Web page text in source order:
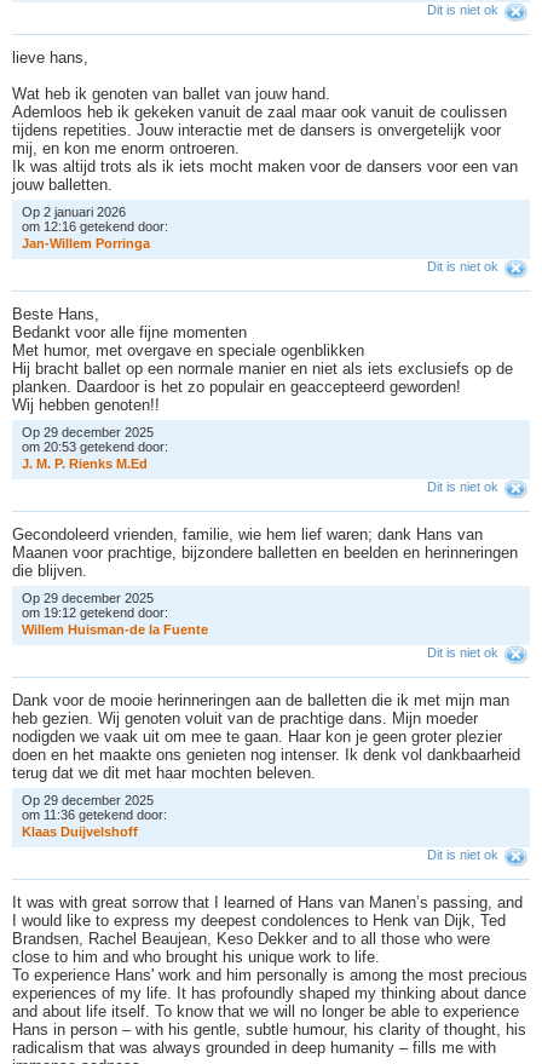
Dit is niet ok
lieve hans,
Wat heb ik genoten van ballet van jouw hand.
Ademloos heb ik gekeken vanuit de zaal maar ook vanuit de coulissen
tijdens repetities. Jouw interactie met de dansers is onvergetelijk voor
mij, en kon me enorm ontroeren.
Ik was altijd trots als ik iets mocht maken voor de dansers voor een van
jouw balletten.
Op 2 januari 2026
om 12:16 getekend door:
Jan-Willem Porringa
Dit is niet ok
Beste Hans,
Bedankt voor alle fijne momenten
Met humor, met overgave en speciale ogenblikken
Hij bracht ballet op een normale manier en niet als iets exclusiefs op de
planken. Daardoor is het zo populair en geaccepteerd geworden!
Wij hebben genoten!!
Op 29 december 2025
om 20:53 getekend door:
J. M. P. Rienks M.Ed
Dit is niet ok
Gecondoleerd vrienden, familie, wie hem lief waren; dank Hans van
Maanen voor prachtige, bijzondere balletten en beelden en herinneringen
die blijven.
Op 29 december 2025
om 19:12 getekend door:
Willem Huisman-de la Fuente
Dit is niet ok
Dank voor de mooie herinneringen aan de balletten die ik met mijn man
heb gezien. Wij genoten voluit van de prachtige dans. Mijn moeder
nodigden we vaak uit om mee te gaan. Haar kon je geen groter plezier
doen en het maakte ons genieten nog intenser. Ik denk vol dankbaarheid
terug dat we dit met haar mochten beleven.
Op 29 december 2025
om 11:36 getekend door:
Klaas Duijvelshoff
Dit is niet ok
It was with great sorrow that I learned of Hans van Manen’s passing, and
I would like to express my deepest condolences to Henk van Dijk, Ted
Brandsen, Rachel Beaujean, Keso Dekker and to all those who were
close to him and who brought his unique work to life.
To experience Hans' work and him personally is among the most precious
experiences of my life. It has profoundly shaped my thinking about dance
and about life itself. To know that we will no longer be able to experience
Hans in person – with his gentle, subtle humour, his clarity of thought, his
radicalism that was always grounded in deep humanity – fills me with